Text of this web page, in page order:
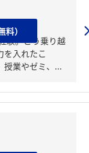
験。どう乗り越
を入れたこ
授業やゼミ、...
）